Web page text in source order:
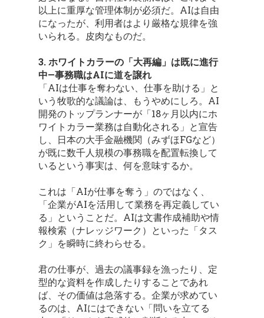
以上に重厚な管理体制が必須だ。AIは自由
になったが、利用者はより厳格な規律を強
いられる。皮肉なものだ。
3. ホワイトカラーの「大再編」は既に進行
中—事務職はAIに道を譲れ
「AIは仕事を奪わない、仕事を助ける」と
いう牧歌的な議論は、もうやめにしろ。AI
開発のトップランナーが「18ヶ月以内にホ
ワイトカラー業務は自動化される」と宣告
し、日本の大手金融機関（みずほFGなど）
が既に数千人規模の事務職を配置転換して
いるという事実は、何を意味するか。
これは「AIが仕事を奪う」のではなく、
「企業がAIを活用して業務を再定義してい
る」ということだ。AIは文書作成補助や情
報検索（ナレッジワーク）といった「タス
ク」を瞬時に終わらせる。
君の仕事が、過去の議事録を漁ったり、定
型的な資料を作成したりすることであれ
ば、その価値は急落する。企業が求めてい
るのは、AIにはできない「問いを立てる